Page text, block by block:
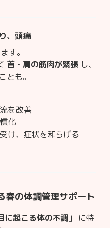
、頭痛
す。
首・肩の筋肉が緊張 し、
とも。
を改善
化
け、症状を和らげる
春の体調管理サポート
に起こる体の不調」
に特